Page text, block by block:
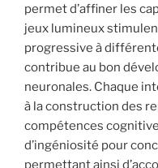
permet d’affiner les
jeux lumineux
progressive à
contribue au bon
neuronales. Chaque
à la construction des
compétences
d’ingéniosité pour
permettant ainsi